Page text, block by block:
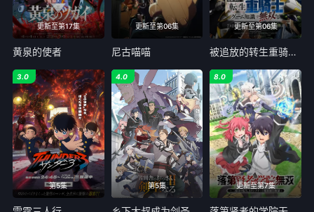
更新至第17集
黄泉的使者
更新至第06集
尼古喵喵
更新至第06集
被追放的转生重骑士用游戏知识开无双
第5集
3.0
第5集
4.0
更新至第7集
8.0